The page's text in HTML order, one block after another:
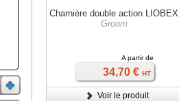
Charnière double action LIOBEX
Groom
A partir de
34,70 € HT
Voir le produit